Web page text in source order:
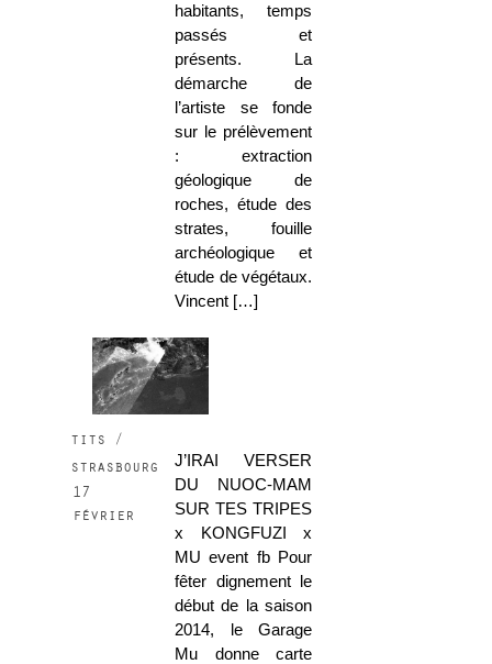
habitants, temps
passés et
présents. La
démarche de
l’artiste se fonde
sur le prélèvement
: extraction
géologique de
roches, étude des
strates, fouille
archéologique et
étude de végétaux.
Vincent […]
tits /
strasbourg
17
février
J’IRAI VERSER
DU NUOC-MAM
SUR TES TRIPES
x KONGFUZI x
MU event fb Pour
fêter dignement le
début de la saison
2014, le Garage
Mu donne carte